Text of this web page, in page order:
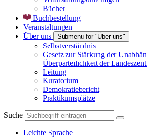
Bücher
Buchbestellung
Veranstaltungen
Über uns
Submenu for "Über uns"
Selbstverständnis
Gesetz zur Stärkung der
Überparteilichkeit der
Leitung
Kuratorium
Demokratiebericht
Praktikumsplätze
Suche
Leichte Sprache